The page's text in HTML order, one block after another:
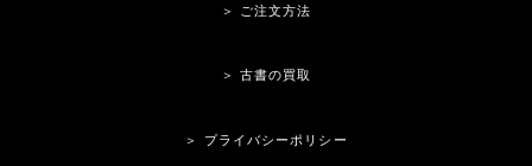
＞ ご注文方法
＞ 古書の買取
＞ プライバシーポリシー